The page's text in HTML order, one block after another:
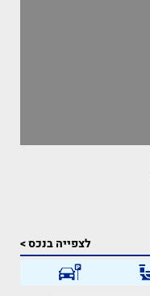
לצפייה בנכס >